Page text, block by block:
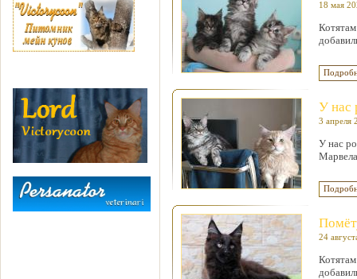
18 мая
У нас
3 апреля
У нас
24